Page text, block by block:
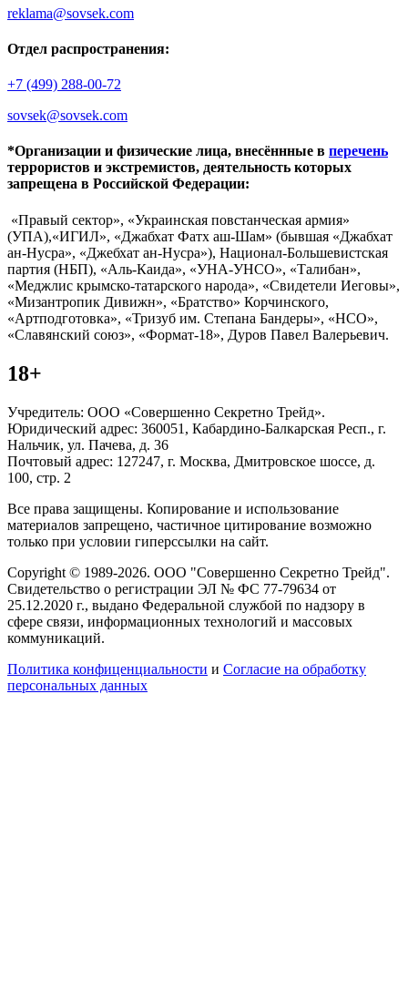
reklama@sovsek.com
Отдел распространения:
+7 (499) 288-00-72
sovsek@sovsek.com
*Организации и физические лица, внесённные в перечень
террористов и экстремистов, деятельность которых
запрещена в Российской Федерации:
«Правый сектор», «Украинская повстанческая армия»
(УПА),«ИГИЛ», «Джабхат Фатх аш-Шам» (бывшая «Джабхат
ан-Нусра», «Джебхат ан-Нусра»), Национал-Большевистская
партия (НБП), «Аль-Каида», «УНА-УНСО», «Талибан»,
«Меджлис крымско-татарского народа», «Свидетели Иеговы»,
«Мизантропик Дивижн», «Братство» Корчинского,
«Артподготовка», «Тризуб им. Степана Бандеры», «НСО»,
«Славянский союз», «Формат-18», Дуров Павел Валерьевич.
18+
Учредитель: ООО «Совершенно Секретно Трейд».
Юридический адрес: 360051, Кабардино-Балкарская Респ., г.
Нальчик, ул. Пачева, д. 36
Почтовый адрес: 127247, г. Москва, Дмитровское шоссе, д.
100, стр. 2
Все права защищены. Копирование и использование
материалов запрещено, частичное цитирование возможно
только при условии гиперссылки на сайт.
Copyright © 1989-2026. ООО "Совершенно Секретно Трейд".
Свидетельство о регистрации ЭЛ № ФС 77-79634 от
25.12.2020 г., выдано Федеральной службой по надзору в
сфере связи, информационных технологий и массовых
коммуникаций.
Политика конфиценциальности и Согласие на обработку
персональных данных